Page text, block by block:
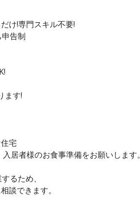
け!専門スキル不要!
申告制
ます!
宅
居者様のお食事準備をお願いします。
るため、
談できます。